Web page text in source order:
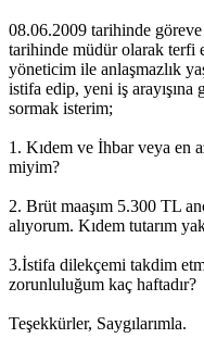
08.06.2009 tarihinde göreve
tarihinde müdür olarak terfi
yöneticim ile anlaşmazlık
istifa edip, yeni iş
sormak isterim;
1. Kıdem ve İhbar veya en
miyim?
2. Brüt maaşım 5.300 TL
alıyorum. Kıdem tutarım
3.İstifa dilekçemi takdim
zorunluluğum kaç haftadır?
Teşekkürler, Saygılarımla.